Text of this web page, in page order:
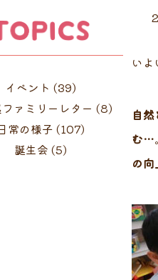
イベント (39)
ァミリーレター (8)
常の様子 (107)
誕生会 (5)
い
自
む…
の向